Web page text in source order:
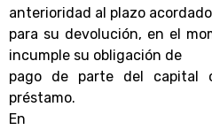
anterioridad al plazo acordado
para su devolución, en el
incumple su obligación de
pago de parte del capital
préstamo.
En